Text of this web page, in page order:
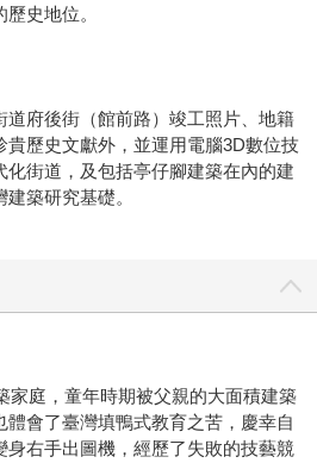
史地位。
道府後街（館前路）竣工照片、地籍
貴歷史文獻外，並運用電腦3D數位技
街道，及包括亭仔腳建築在內的建
築研究基礎。
家庭，童年時期被父親的大面積建築
會了臺灣填鴨式教育之苦，慶幸自
右手出圖機，經歷了失敗的技藝競